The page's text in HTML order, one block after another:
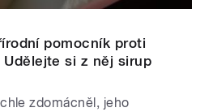
pomocník proti
si z něj sirup
zdomácněl, jeho